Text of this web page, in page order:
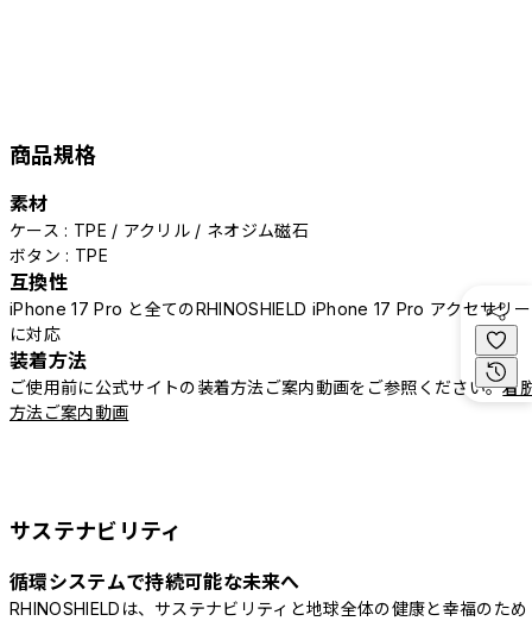
商品規格
素材
ケース : TPE / アクリル / ネオジム磁石
ボタン : TPE
互換性
iPhone 17 Pro と全てのRHINOSHIELD iPhone 17 Pro アクセサリー
に対応
装着方法
ご使用前に公式サイトの装着方法ご案内動画をご参照ください。着
方法ご案内動画
サステナビリティ
循環システムで持続可能な未来へ
RHINOSHIELDは、サステナビリティと地球全体の健康と幸福のため